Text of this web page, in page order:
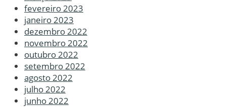
fevereiro 2023
janeiro 2023
dezembro 2022
novembro 2022
outubro 2022
setembro 2022
agosto 2022
julho 2022
junho 2022